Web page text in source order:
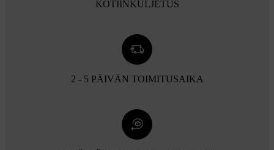
KOTIINKULJETUS
2 - 5 PÄIVÄN TOIMITUSAIKA